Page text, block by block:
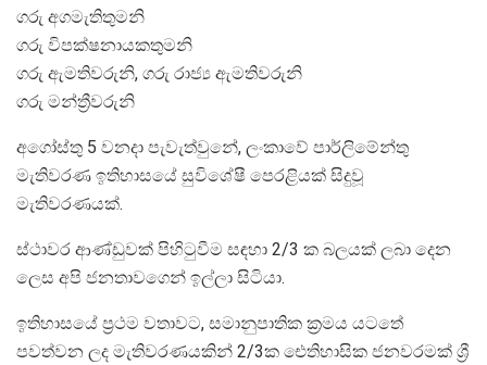
ගරු අගමැතිතුමනි
ගරු විපක්ෂනායකතුමනි
ගරු ඇමතිවරුනි, ගරු රාජ්‍ය ඇමතිවරුනි
ගරු මන්‍ත්‍රීවරුනි
අගෝස්තු 5 වනදා පැවැත්වුනේ, ලංකාවේ පාර්ලිමේන්තු
මැතිවරණ ඉතිහාසයේ සුවිශේෂී පෙරළියක් සිදුවූ
මැතිවරණයක්.
ස්ථාවර ආණ්ඩුවක් පිහිටුවීම සඳහා 2/3 ක බලයක් ලබා දෙන
ලෙස අපි ජනතාවගෙන් ඉල්ලා සිටියා.
ඉතිහාසයේ ප්‍රථම වතාවට, සමානුපාතික ක්‍රමය යටතේ
පවත්වන ලද මැතිවරණයකින් 2/3ක ඓතිහාසික ජනවරමක් ශ්‍රී